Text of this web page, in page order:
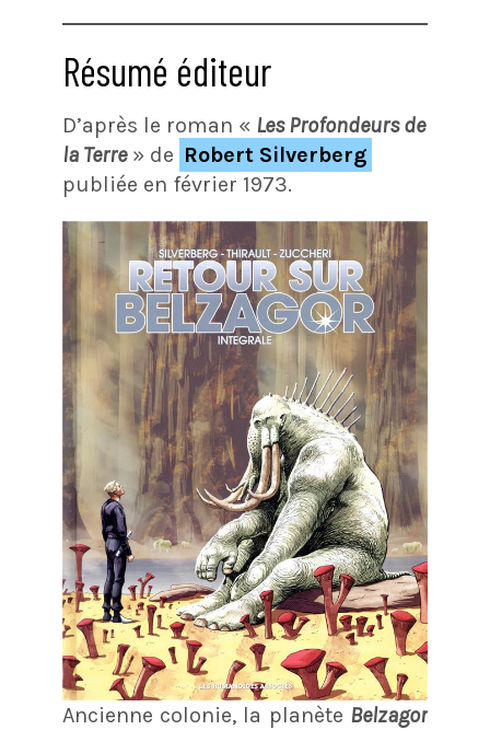
Résumé éditeur
D’après le roman « Les Profondeurs de
la Terre» de Robert Silverberg
publiée en février 1973.
Ancienne colonie, la planète Belzagor